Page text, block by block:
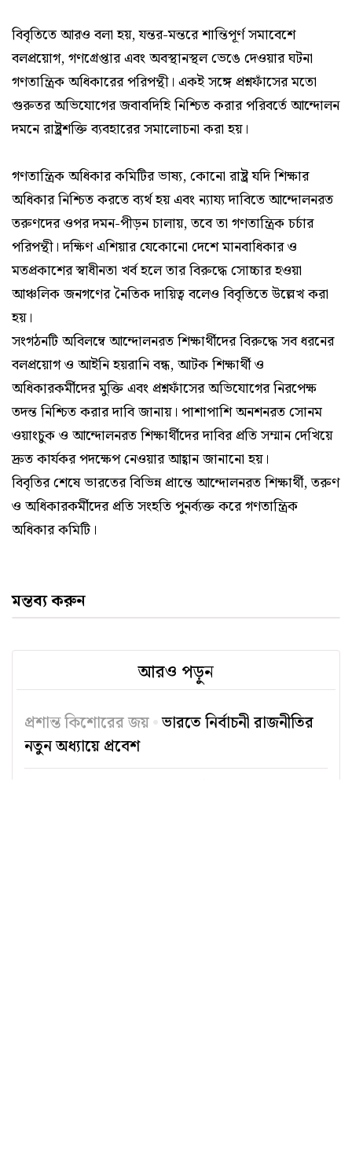
বিবৃতিতে আরও বলা হয়, যন্তর-মন্তরে শান্তিপূর্ণ সমাবেশে
বলপ্রয়োগ, গণগ্রেপ্তার এবং অবস্থানস্থল ভেঙে দেওয়ার ঘটনা
গণতান্ত্রিক অধিকারের পরিপন্থী। একই সঙ্গে প্রশ্নফাঁসের মতো
গুরুতর অভিযোগের জবাবদিহি নিশ্চিত করার পরিবর্তে আন্দোলন
দমনে রাষ্ট্রশক্তি ব্যবহারের সমালোচনা করা হয়।
গণতান্ত্রিক অধিকার কমিটির ভাষ্য, কোনো রাষ্ট্র যদি শিক্ষার
অধিকার নিশ্চিত করতে ব্যর্থ হয় এবং ন্যায্য দাবিতে আন্দোলনরত
তরুণদের ওপর দমন-পীড়ন চালায়, তবে তা গণতান্ত্রিক চর্চার
পরিপন্থী। দক্ষিণ এশিয়ার যেকোনো দেশে মানবাধিকার ও
মতপ্রকাশের স্বাধীনতা খর্ব হলে তার বিরুদ্ধে সোচ্চার হওয়া
আঞ্চলিক জনগণের নৈতিক দায়িত্ব বলেও বিবৃতিতে উল্লেখ করা
হয়।
সংগঠনটি অবিলম্বে আন্দোলনরত শিক্ষার্থীদের বিরুদ্ধে সব ধরনের
বলপ্রয়োগ ও আইনি হয়রানি বন্ধ, আটক শিক্ষার্থী ও
অধিকারকর্মীদের মুক্তি এবং প্রশ্নফাঁসের অভিযোগের নিরপেক্ষ
তদন্ত নিশ্চিত করার দাবি জানায়। পাশাপাশি অনশনরত সোনম
ওয়াংচুক ও আন্দোলনরত শিক্ষার্থীদের দাবির প্রতি সম্মান দেখিয়ে
দ্রুত কার্যকর পদক্ষেপ নেওয়ার আহ্বান জানানো হয়।
বিবৃতির শেষে ভারতের বিভিন্ন প্রান্তে আন্দোলনরত শিক্ষার্থী, তরুণ
ও অধিকারকর্মীদের প্রতি সংহতি পুনর্ব্যক্ত করে গণতান্ত্রিক
অধিকার কমিটি।
মন্তব্য করুন
আরও পড়ুন
প্রশান্ত কিশোরের জয় ভারতে নির্বাচনী রাজনীতির
নতুন অধ্যায়ে প্রবেশ